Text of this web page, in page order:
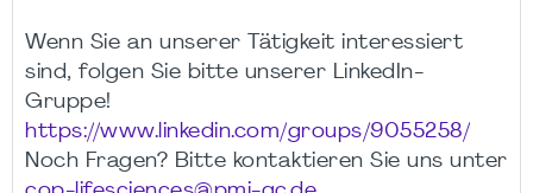
Wenn Sie an unserer Tätigkeit interessiert
sind, folgen Sie bitte unserer LinkedIn-
Gruppe!
https://www.linkedin.com/groups/9055258/
Noch Fragen? Bitte kontaktieren Sie uns unter